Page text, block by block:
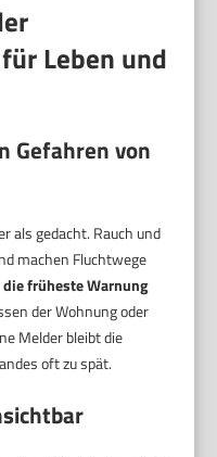
Leben und
Gefahren von
als gedacht. Rauch und
machen Fluchtwege
früheste Warnung
der Wohnung oder
Melder bleibt die
oft zu spät.